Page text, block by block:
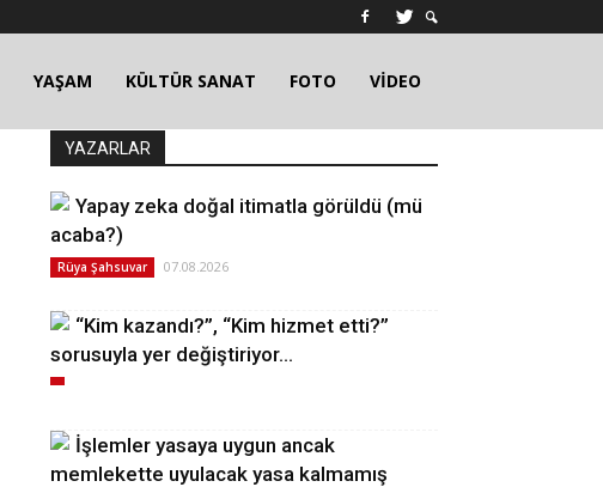
YAŞAM KÜLTÜR SANAT FOTO VİDEO
YAZARLAR
Yapay zeka doğal itimatla görüldü (mü
acaba?)
Rüya Şahsuvar 07.08.2026
“Kim kazandı?”, “Kim hizmet etti?”
sorusuyla yer değiştiriyor…
İşlemler yasaya uygun ancak
memlekette uyulacak yasa kalmamış